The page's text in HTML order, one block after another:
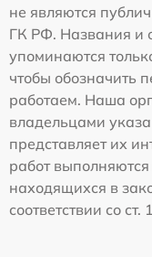
не являются
ГК РФ. Названия и
упоминаются
чтобы обозначить
работаем. Наша
владельцами
представляет их
работ
находящихся в
соответствии со